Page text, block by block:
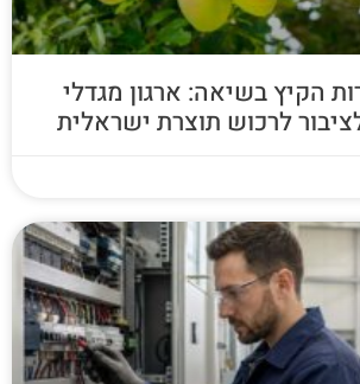
הקיץ בשיאה: ארגון מגדלי
לרכוש תוצרת ישראלית